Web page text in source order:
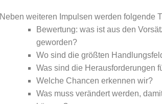
Neben weiteren Impulsen werden folgende
Bewertung: was ist aus den
geworden?
Wo sind die größten
Was sind die Herausforderungen
Welche Chancen erkennen wir?
Was muss verändert werden,